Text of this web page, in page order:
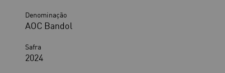
Denominação
AOC Bandol
Safra
2024